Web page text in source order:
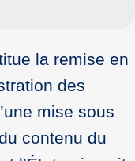
la remise en
des
mise sous
contenu du